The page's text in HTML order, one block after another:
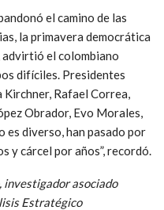
el camino de las
la primavera democrática
advirtió el colombiano
difíciles. Presidentes
Rafael Correa,
Obrador, Evo Morales,
diverso, han pasado por
y cárcel por años”, recordó.
investigador asociado
Estratégico